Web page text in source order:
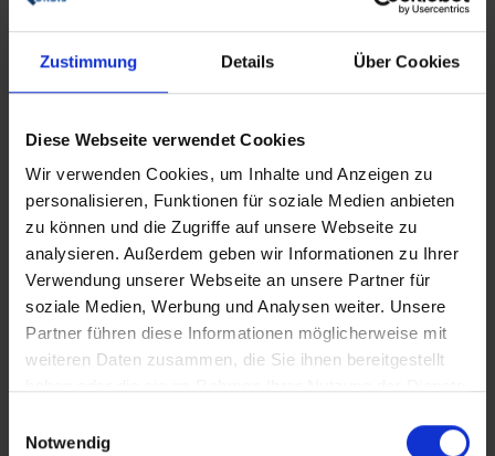
Zustimmung Details Über Cookies
Diese Webseite verwendet Cookies
Wir verwenden Cookies, um Inhalte und Anzeigen zu
personalisieren, Funktionen für soziale Medien anbieten
zu können und die Zugriffe auf unsere Webseite zu
analysieren. Außerdem geben wir Informationen zu Ihrer
Verwendung unserer Webseite an unsere Partner für
soziale Medien, Werbung und Analysen weiter. Unsere
Partner führen diese Informationen möglicherweise mit
weiteren Daten zusammen, die Sie ihnen bereitgestellt
Notwendig
1. Maximale Sicherheit durch
Expertise
Maximale Sicherheit durch Expertise
professionellen UAM Managed Service.
Spezialisierte SAP-Sicherheitsexperten
bringen jahrelange Erfahrung mit
komplexen Berechtigungskonzepten mit
und implementieren gekonnt bewährte
Best Practices, die das Risiko für
Sicherheitsvorfälle drastisch reduzieren.
Diese Experten verfügen über
Sicherheitsarchitektur und kennen die